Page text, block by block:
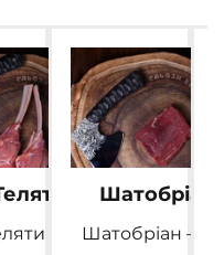
— це
Шатобріан
Шатобріан —